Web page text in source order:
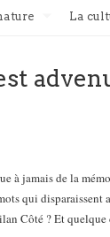
La
à jamais de la
qui disparaissent
Côté ? Et quelque